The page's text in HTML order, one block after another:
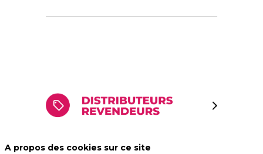
A propos des cookies sur ce site